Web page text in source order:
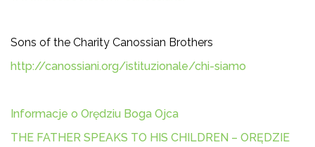
Sons of the Charity Canossian Brothers
http://canossiani.org/istituzionale/chi-siamo
Informacje o Orędziu Boga Ojca
THE FATHER SPEAKS TO HIS CHILDREN – ORĘDZIE